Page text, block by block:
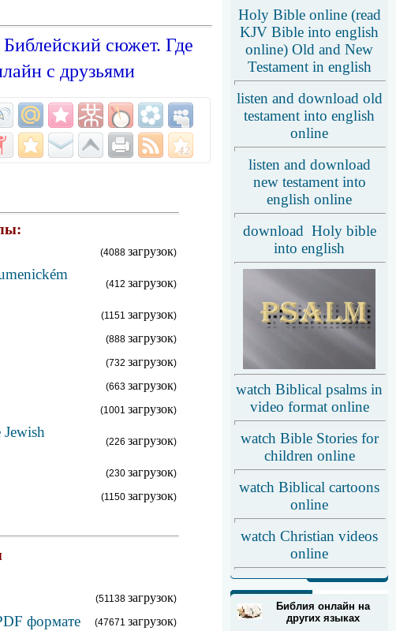
Библейский сюжет. Где
с друзьями
(4088 загрузок)
(412 загрузок)
(1151 загрузок)
(888 загрузок)
(732 загрузок)
(663 загрузок)
(1001 загрузок)
(226 загрузок)
(230 загрузок)
(1150 загрузок)
(51138 загрузок)
формате (47671 загрузок)
Holy Bible online (read
KJV Bible into english
online) Old and New
Testament in english
listen and download old
testament into english
online
listen and download
new testament into
english online
download Holy bible
into english
watch Biblical psalms in
video format online
watch Bible Stories for
children online
watch Biblical cartoons
online
watch Christian videos
online
Библия онлайн на
других языках